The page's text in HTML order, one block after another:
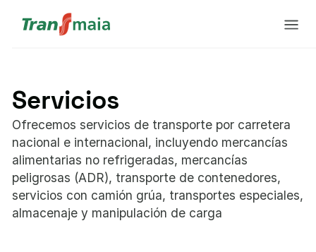
Servicios
Ofrecemos servicios de transporte por carretera
nacional e internacional, incluyendo mercancías
alimentarias no refrigeradas, mercancías
peligrosas (ADR), transporte de contenedores,
servicios con camión grúa, transportes especiales,
almacenaje y manipulación de carga